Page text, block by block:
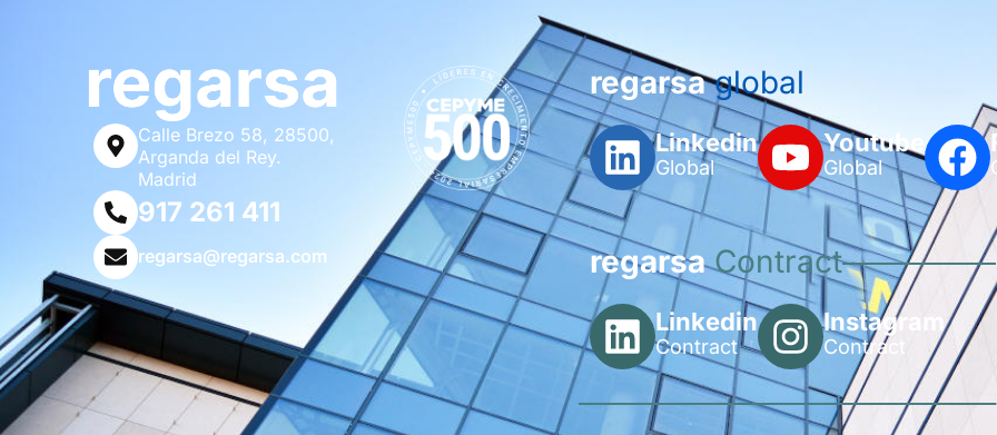
Calle Brezo 58, 28500,
Arganda del Rey.
Madrid
917 261 411
regarsa@regarsa.com
regarsaglobal
Linkedin
Global
Youtube
Global
regarsaContract
Linkedin
Contract
Instagram
Contract